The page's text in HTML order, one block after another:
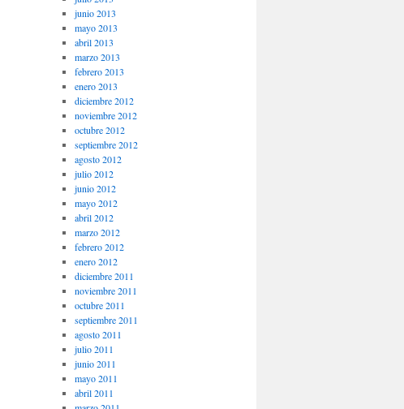
junio 2013
mayo 2013
abril 2013
marzo 2013
febrero 2013
enero 2013
diciembre 2012
noviembre 2012
octubre 2012
septiembre 2012
agosto 2012
julio 2012
junio 2012
mayo 2012
abril 2012
marzo 2012
febrero 2012
enero 2012
diciembre 2011
noviembre 2011
octubre 2011
septiembre 2011
agosto 2011
julio 2011
junio 2011
mayo 2011
abril 2011